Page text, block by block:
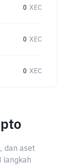
0 XEC
0 XEC
0 XEC
dan aset
langkah